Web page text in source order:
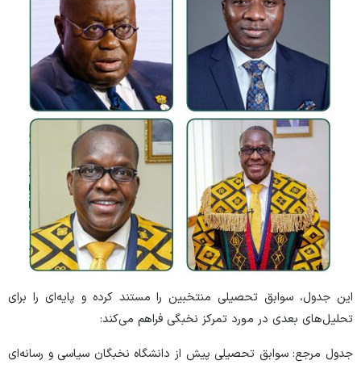
این جدول، سوابق تحصیلی منتخبین را مستند کرده و پایه‌ای را برای
تحلیل‌های بعدی در مورد تمرکز نخبگی فراهم می‌کند:
جدول مرجع: سوابق تحصیلی پیش از دانشگاه نخبگان سیاسی و رسانه‌ای